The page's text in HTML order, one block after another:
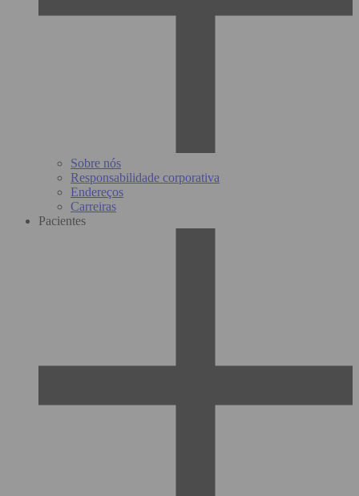
Sobre nós
Responsabilidade corporativa
Endereços
Carreiras
Pacientes